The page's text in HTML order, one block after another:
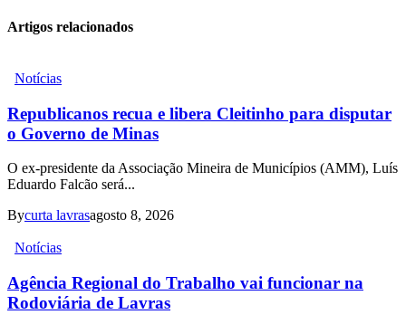
Artigos relacionados
Notícias
Republicanos recua e libera Cleitinho para disputar
o Governo de Minas
O ex-presidente da Associação Mineira de Municípios (AMM), Luís
Eduardo Falcão será...
Bycurta lavrasagosto 8, 2026
Notícias
Agência Regional do Trabalho vai funcionar na
Rodoviária de Lavras